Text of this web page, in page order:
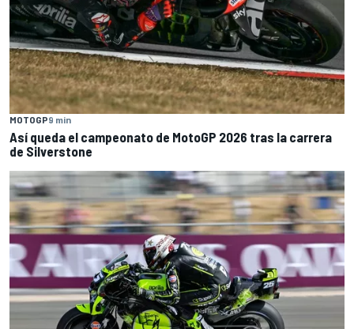
MOTOGP9 min
Así queda el campeonato de MotoGP 2026 tras la carrera
de Silverstone